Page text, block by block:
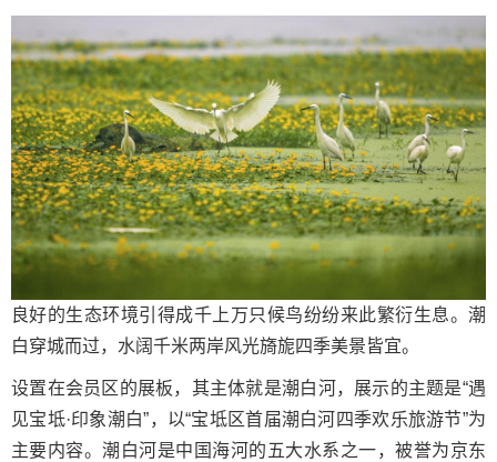
良好的生态环境引得成千上万只候鸟纷纷来此繁衍生息。潮
白穿城而过，水阔千米两岸风光旖旎四季美景皆宜。
设置在会员区的展板，其主体就是潮白河，展示的主题是“遇
见宝坻·印象潮白”，以“宝坻区首届潮白河四季欢乐旅游节”为
主要内容。潮白河是中国海河的五大水系之一，被誉为京东